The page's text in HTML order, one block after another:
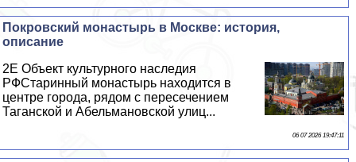
Покровский монастырь в Москве: история,
описание
2E Объект культурного наследия
РФСтаринный монастырь находится в
центре города, рядом с пересечением
Таганской и Абельмановской улиц...
06 07 2026 19:47:11